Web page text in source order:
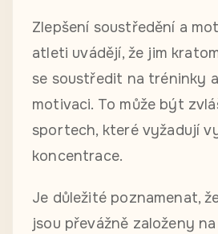
Zlepšení soustředění a
atleti uvádějí, že jim
se soustředit na tréninky
motivaci. To může být
sportech, které vyžadují
koncentrace.
Je důležité poznamenat,
jsou převážně založeny